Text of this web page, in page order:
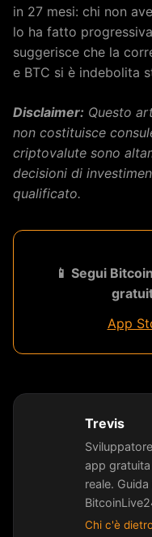
in 27 mesi: chi non
lo ha fatto
suggerisce che la
e BTC si è indebolita
Disclaimer: Questo
non costituisce
criptovalute sono
decisioni di
qualificato.
📱 Segui
App
Trevis
app
reale.
Chi c'è